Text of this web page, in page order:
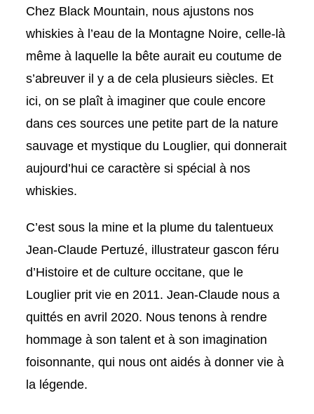
Chez Black Mountain, nous ajustons nos
whiskies à l’eau de la Montagne Noire, celle-là
même à laquelle la bête aurait eu coutume de
s’abreuver il y a de cela plusieurs siècles. Et
ici, on se plaît à imaginer que coule encore
dans ces sources une petite part de la nature
sauvage et mystique du Louglier, qui donnerait
aujourd’hui ce caractère si spécial à nos
whiskies.
C’est sous la mine et la plume du talentueux
Jean-Claude Pertuzé, illustrateur gascon féru
d’Histoire et de culture occitane, que le
Louglier prit vie en 2011. Jean-Claude nous a
quittés en avril 2020. Nous tenons à rendre
hommage à son talent et à son imagination
foisonnante, qui nous ont aidés à donner vie à
la légende.